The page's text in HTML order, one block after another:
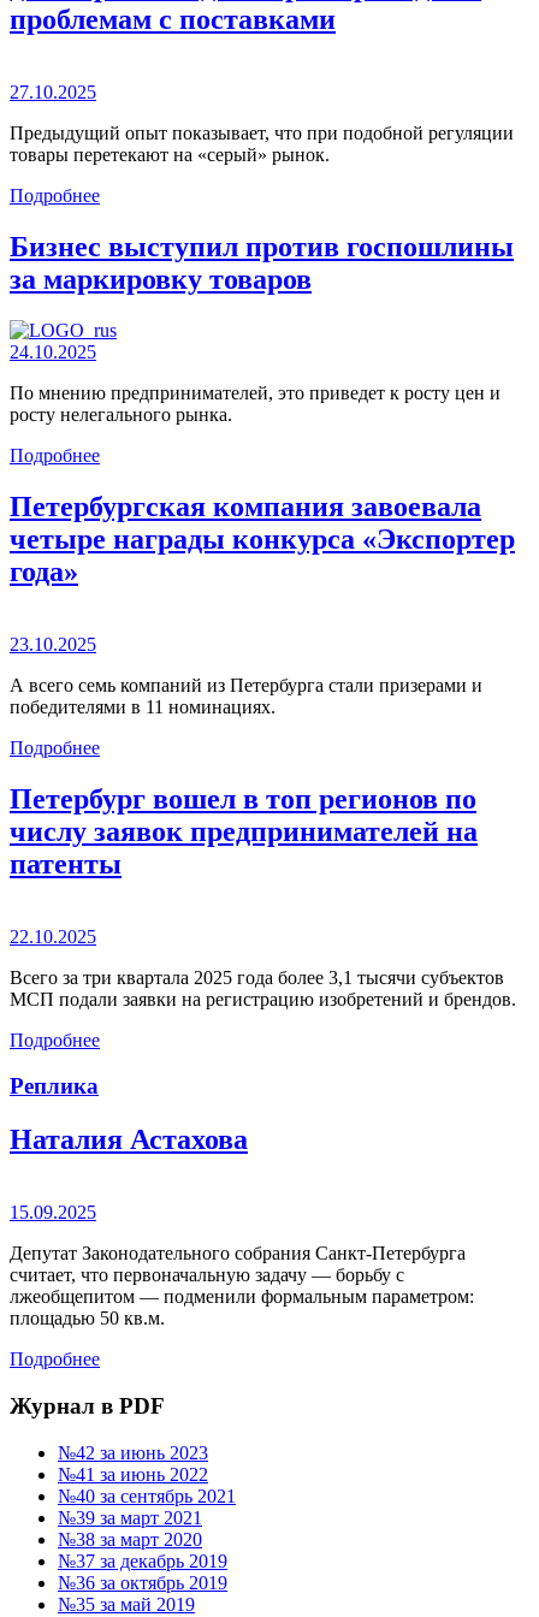
проблемам с поставками
27.10.2025
Предыдущий опыт показывает, что при подобной регуляции
товары перетекают на «серый» рынок.
Подробнее
Бизнес выступил против госпошлины
за маркировку товаров
24.10.2025
По мнению предпринимателей, это приведет к росту цен и
росту нелегального рынка.
Подробнее
Петербургская компания завоевала
четыре награды конкурса «Экспортер
года»
23.10.2025
А всего семь компаний из Петербурга стали призерами и
победителями в 11 номинациях.
Подробнее
Петербург вошел в топ регионов по
числу заявок предпринимателей на
патенты
22.10.2025
Всего за три квартала 2025 года более 3,1 тысячи субъектов
МСП подали заявки на регистрацию изобретений и брендов.
Подробнее
Реплика
Наталия Астахова
15.09.2025
Депутат Законодательного собрания Санкт-Петербурга
считает, что первоначальную задачу — борьбу с
лжеобщепитом — подменили формальным параметром:
площадью 50 кв.м.
Подробнее
Журнал в PDF
№42 за июнь 2023
№41 за июнь 2022
№40 за сентябрь 2021
№39 за март 2021
№38 за март 2020
№37 за декабрь 2019
№36 за октябрь 2019
№35 за май 2019